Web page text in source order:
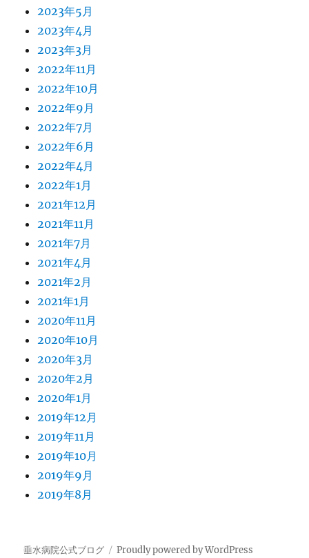
2023年5月
2023年4月
2023年3月
2022年11月
2022年10月
2022年9月
2022年7月
2022年6月
2022年4月
2022年1月
2021年12月
2021年11月
2021年7月
2021年4月
2021年2月
2021年1月
2020年11月
2020年10月
2020年3月
2020年2月
2020年1月
2019年12月
2019年11月
2019年10月
2019年9月
2019年8月
垂水病院公式ブログ Proudly powered by WordPress